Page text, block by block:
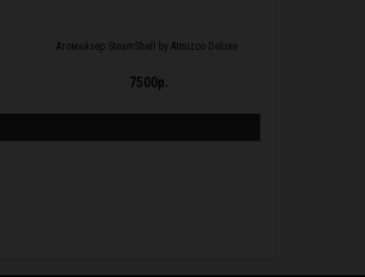
Атомайзер SteamShell by Atmizoo Deluxe
7500р.